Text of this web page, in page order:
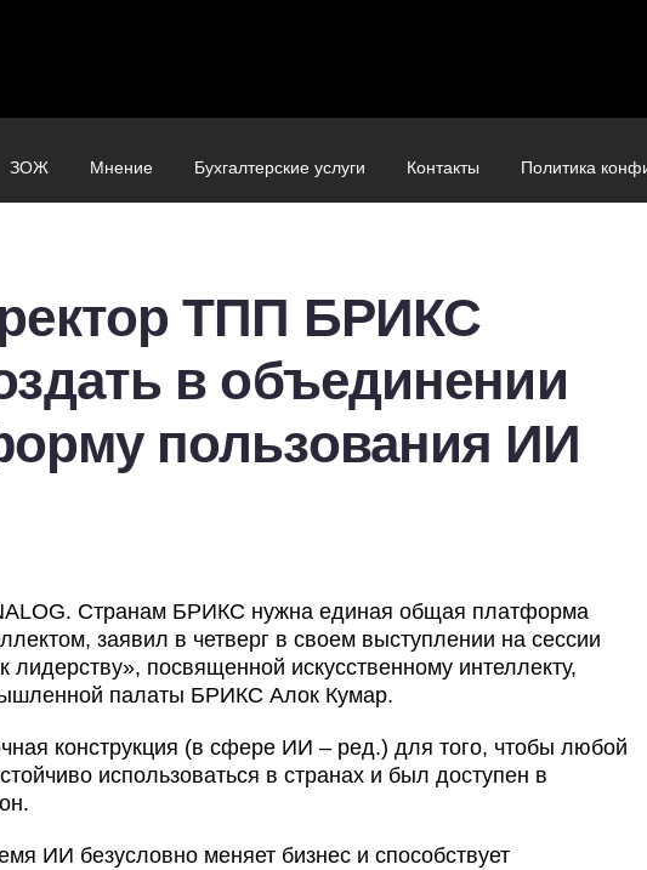
ЗОЖ Мнение Бухгалтерские услуги Контакты Политика
ТПП БРИКС
в объединении
пользования ИИ
Странам БРИКС нужна единая общая платформа
заявил в четверг в своем выступлении на сессии
посвященной искусственному интеллекту,
палаты БРИКС Алок Кумар.
конструкция (в сфере ИИ – ред.) для того, чтобы любой
использоваться в странах и был доступен в
ИИ безусловно меняет бизнес и способствует